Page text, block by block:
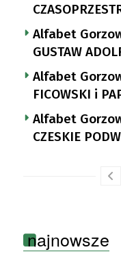
NUTTGENSA
Alfabet
GUSTAW
LANDSBERGA
Alfabet
FICOWSKI i
Alfabet
CZESKIE
najnowsze